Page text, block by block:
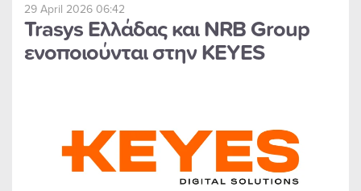
29 April 2026 06:42
Trasys Ελλάδας και NRB Group
ενοποιούνται στην KEYES